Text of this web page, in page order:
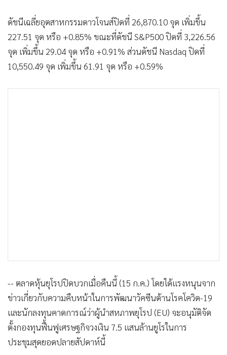
• เกม
• วิทยาศาสตร์
• SMEs
• หุ้น
• อินโดจีน
ดัชนีเฉลี่ยอุตสาหกรรมดาวโจนส์ปิดที่ 26,870.10 จุด เพิ่มขึ้น
227.51 จุด หรือ +0.85% ขณะที่ดัชนี S&P500 ปิดที่ 3,226.56
จุด เพิ่มขึ้น 29.04 จุด หรือ +0.91% ส่วนดัชนี Nasdaq ปิดที่
10,550.49 จุด เพิ่มขึ้น 61.91 จุด หรือ +0.59%
-- ตลาดหุ้นยุโรปปิดบวกเมื่อคืนนี้ (15 ก.ค.) โดยได้แรงหนุนจาก
ข่าวเกี่ยวกับความคืบหน้าในการพัฒนาวัคซีนต้านโรคโควิด-19
และนักลงทุนคาดการณ์ว่าผู้นำสหภาพยุโรป (EU) จะอนุมัติจัด
ตั้งกองทุนฟื้นฟูเศรษฐกิจวงเงิน 7.5 แสนล้านยูโรในการ
ประชุมสุดยอดปลายสัปดาห์นี้